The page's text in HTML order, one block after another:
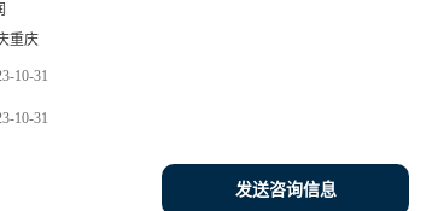
重庆
10-31
10-31
发送咨询信息